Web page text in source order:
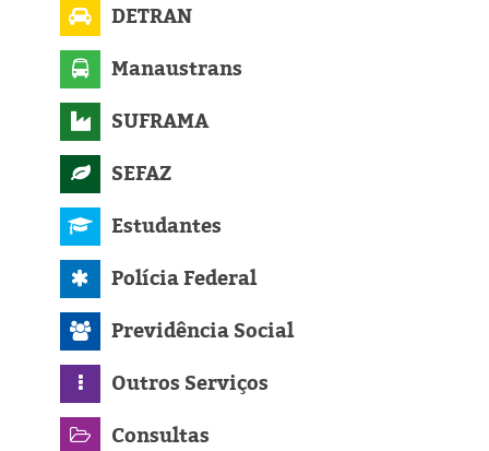
DETRAN
Manaustrans
SUFRAMA
SEFAZ
Estudantes
Polícia Federal
Previdência Social
Outros Serviços
Consultas